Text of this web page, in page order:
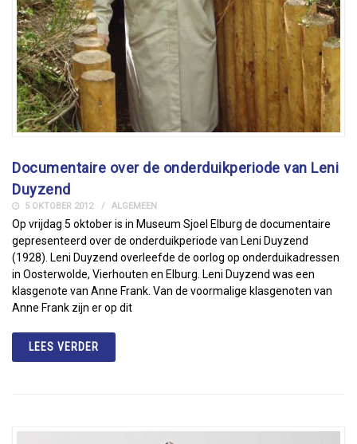
Documentaire over de onderduikperiode van Leni
Duyzend
5 OKTOBER 2012 ALGEMEEN
Op vrijdag 5 oktober is in Museum Sjoel Elburg de documentaire
gepresenteerd over de onderduikperiode van Leni Duyzend
(1928). Leni Duyzend overleefde de oorlog op onderduikadressen
in Oosterwolde, Vierhouten en Elburg. Leni Duyzend was een
klasgenote van Anne Frank. Van de voormalige klasgenoten van
Anne Frank zijn er op dit
LEES VERDER